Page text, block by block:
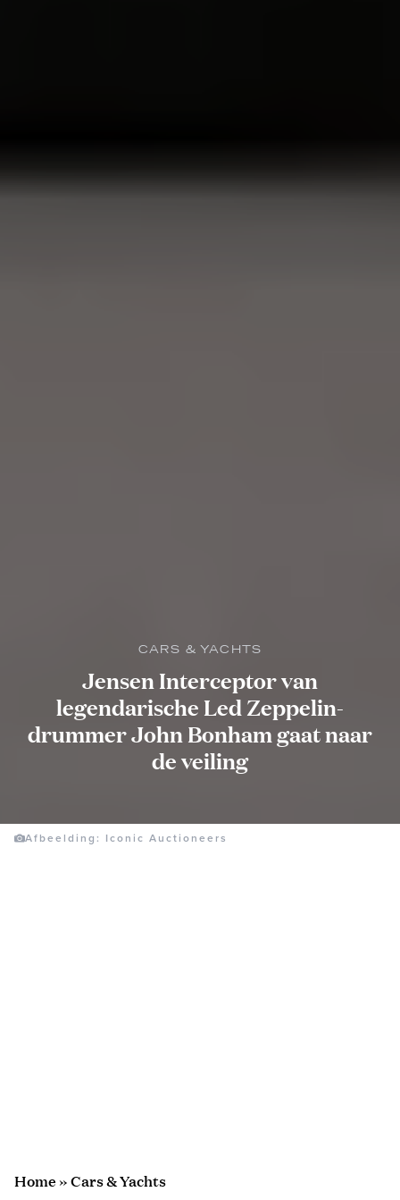
CARS & YACHTS
Jensen Interceptor van
legendarische Led Zeppelin-
drummer John Bonham gaat naar
de veiling
Afbeelding: Iconic Auctioneers
Home»Cars & Yachts